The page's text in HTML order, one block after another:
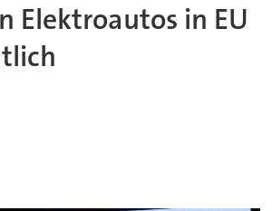
Elektroautos in EU